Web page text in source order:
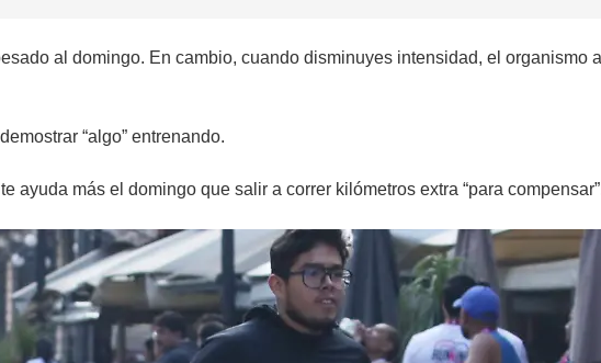
al domingo. En cambio, cuando disminuyes intensidad, el organismo
“algo” entrenando.
ayuda más el domingo que salir a correr kilómetros extra “para